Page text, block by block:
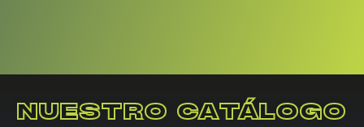
NUESTRO CATÁLOGO